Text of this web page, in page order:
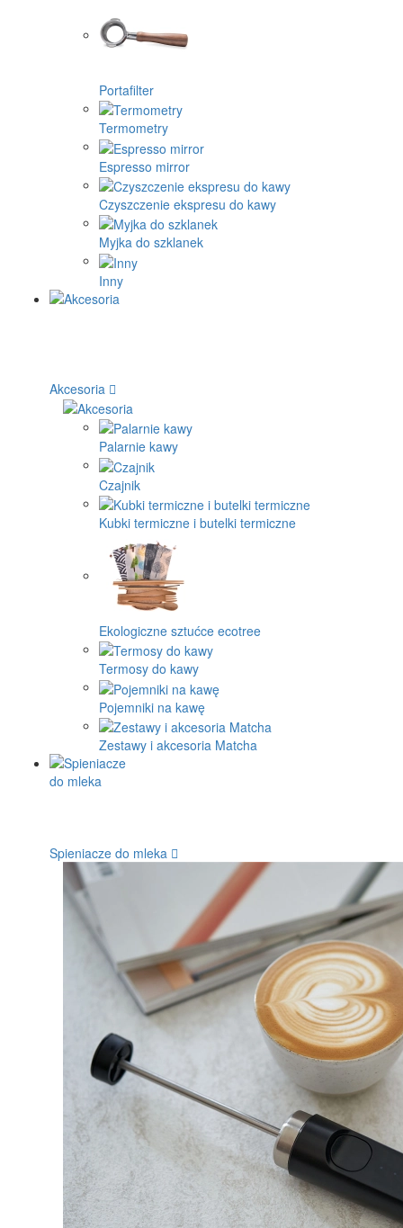
Portafilter
Termometry
Espresso mirror
Czyszczenie ekspresu do kawy
Myjka do szklanek
Inny
Akcesoria
Palarnie kawy
Czajnik
Kubki termiczne i butelki termiczne
Ekologiczne sztućce ecotree
Termosy do kawy
Pojemniki na kawę
Zestawy i akcesoria Matcha
Spieniacze do mleka